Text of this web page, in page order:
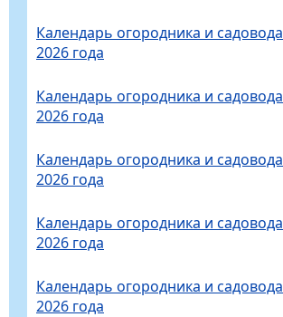
Календарь огородника и
2026 года
Календарь огородника и
2026 года
Календарь огородника и
2026 года
Календарь огородника и
2026 года
Календарь огородника и
2026 года